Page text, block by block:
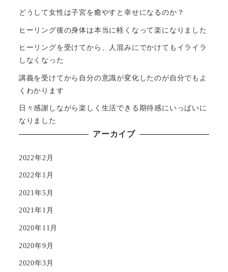
どうして女性は子宮を癒やすと幸せになるのか？
ヒーリング後の身体は本当に軽くなって楽になりました
ヒーリングを受けてから、人混みにでかけてもイライラ
しなくなった
講義を受けてから自分の意識が変化したのが自分でもよ
くわかります
日々感謝しながら楽しく生活できる期待感にいっぱいに
なりました
アーカイブ
2022年2月
2022年1月
2021年5月
2021年1月
2020年11月
2020年9月
2020年3月